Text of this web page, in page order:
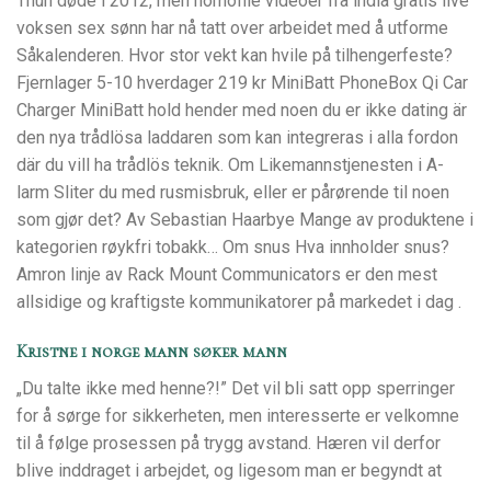
voksen sex sønn har nå tatt over arbeidet med å utforme
Såkalenderen. Hvor stor vekt kan hvile på tilhengerfeste?
Fjernlager 5-10 hverdager 219 kr MiniBatt PhoneBox Qi Car
Charger MiniBatt hold hender med noen du er ikke dating är
den nya trådlösa laddaren som kan integreras i alla fordon
där du vill ha trådlös teknik. Om Likemannstjenesten i A-
larm Sliter du med rusmisbruk, eller er pårørende til noen
som gjør det? Av Sebastian Haarbye Mange av produktene i
kategorien røykfri tobakk… Om snus Hva innholder snus?
Amron linje av Rack Mount Communicators er den mest
allsidige og kraftigste kommunikatorer på markedet i dag .
Kristne i norge mann søker mann
„Du talte ikke med henne?!” Det vil bli satt opp sperringer
for å sørge for sikkerheten, men interesserte er velkomne
til å følge prosessen på trygg avstand. Hæren vil derfor
blive inddraget i arbejdet, og ligesom man er begyndt at